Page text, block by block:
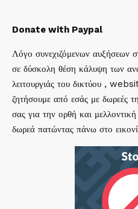
Donate with Paypal
Λόγο συνεχιζόμενων αυξήσεων
σε δύσκολη θέση κάλυψη των
λειτουργιάς του δικτύου ,
ζητήσουμε από εσάς με δωρεές
σας για την ορθή και
δωρεά πατώντας πάνω στο